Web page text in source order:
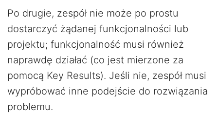
Po drugie, zespół nie może po prostu
dostarczyć żądanej funkcjonalności lub
projektu; funkcjonalność musi również
naprawdę działać (co jest mierzone za
pomocą Key Results). Jeśli nie, zespół musi
wypróbować inne podejście do rozwiązania
problemu.